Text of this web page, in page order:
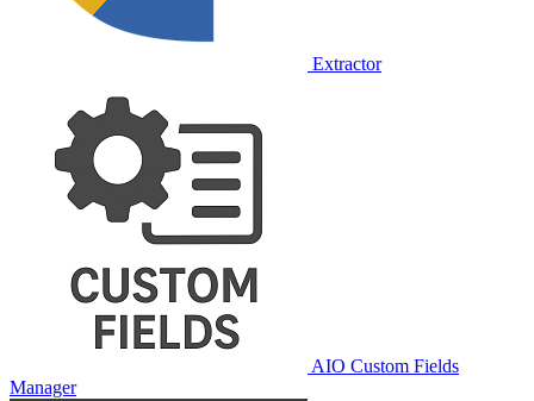
Extractor
AIO Custom Fields
Manager